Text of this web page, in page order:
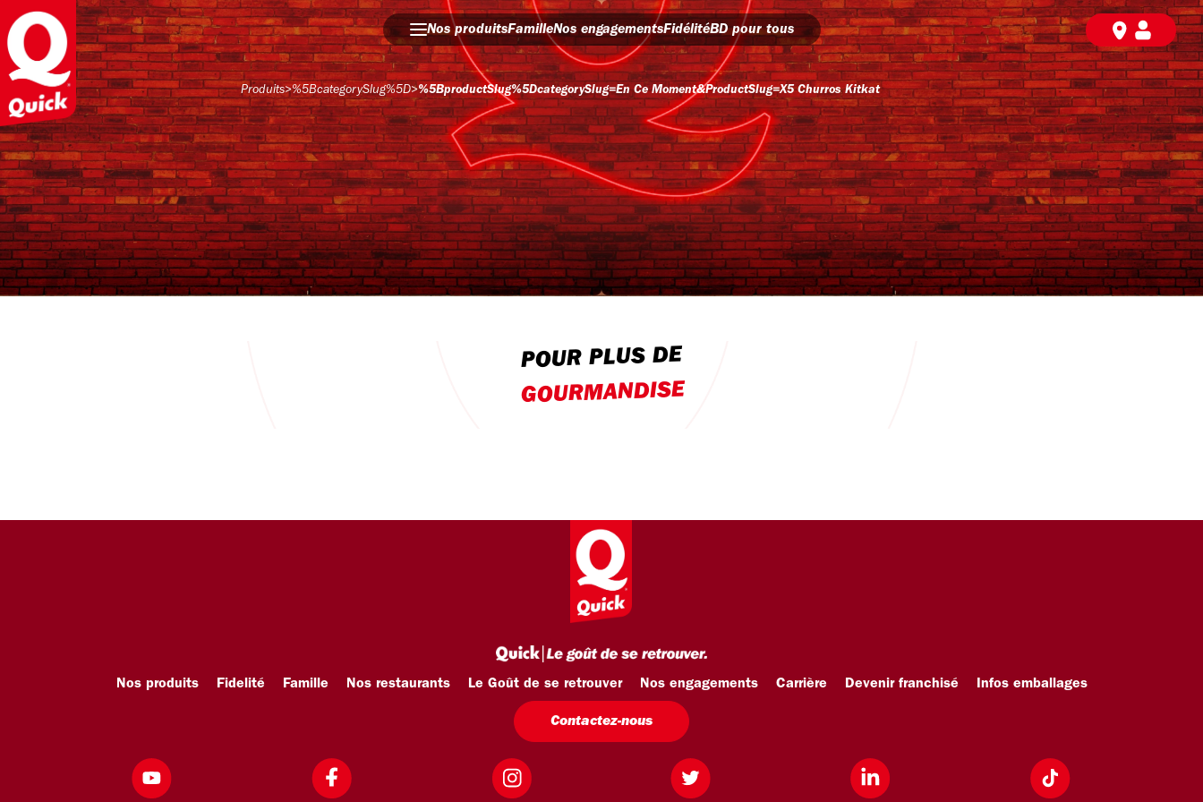
Nos produitsFamilleNos engagementsFidélitéBD pour tous
Produits>%5BcategorySlug%5D>%5BproductSlug%5DcategorySlug=en Ce Moment&productSlug=x5 Churros Kitkat
POUR PLUS DE
GOURMANDISE
Nos produits Fidelité Famille Nos restaurants Le Goût de se retrouver Nos engagements Carrière Devenir franchisé Infos emballages
Contactez-nous